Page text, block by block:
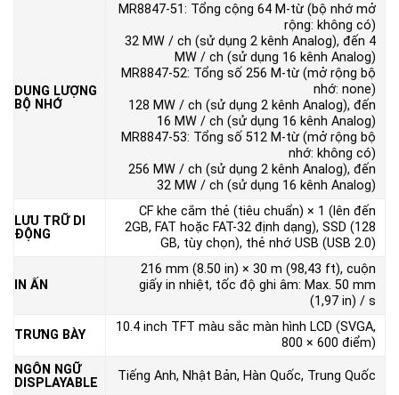
DUNG LƯỢNG
BỘ NHỚ
MR8847-51: Tổng cộng 64 M-từ (bộ nhớ mở
rộng: không có)
32 MW / ch (sử dụng 2 kênh Analog), đến 4
MW / ch (sử dụng 16 kênh Analog)
MR8847-52: Tổng số 256 M-từ (mở rộng bộ
nhớ: none)
128 MW / ch (sử dụng 2 kênh Analog), đến
16 MW / ch (sử dụng 16 kênh Analog)
MR8847-53: Tổng số 512 M-từ (mở rộng bộ
nhớ: không có)
256 MW / ch (sử dụng 2 kênh Analog), đến
32 MW / ch (sử dụng 16 kênh Analog)
LƯU TRỮ DI
ĐỘNG
CF khe cắm thẻ (tiêu chuẩn) × 1 (lên đến
2GB, FAT hoặc FAT-32 định dạng), SSD (128
GB, tùy chọn), thẻ nhớ USB (USB 2.0)
IN ẤN
216 mm (8.50 in) × 30 m (98,43 ft), cuộn
giấy in nhiệt, tốc độ ghi âm: Max. 50 mm
(1,97 in) / s
TRƯNG BÀY
10.4 inch TFT màu sắc màn hình LCD (SVGA,
800 × 600 điểm)
NGÔN NGỮ
DISPLAYABLE
Tiếng Anh, Nhật Bản, Hàn Quốc, Trung Quốc